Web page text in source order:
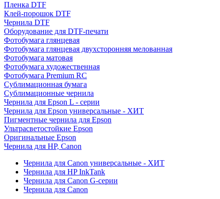
Пленка DTF
Клей-порошок DTF
Чернила DTF
Оборудование для DTF-печати
Фотобумага глянцевая
Фотобумага глянцевая двухсторонняя мелованная
Фотобумага матовая
Фотобумага художественная
Фотобумага Premium RC
Сублимационная бумага
Сублимационные чернила
Чернила для Epson L - серии
Чернила для Epson универсальные - ХИТ
Пигментные чернила для Epson
Ультрасветостойкие Epson
Оригинальные Epson
Чернила для HP, Canon
Чернила для Canon универсальные - ХИТ
Чернила для HP InkTank
Чернила для Canon G-серии
Чернила для Canon